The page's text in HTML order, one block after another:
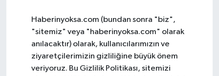
Haberinyoksa.com (bundan sonra "biz",
"sitemiz" veya "haberinyoksa.com" olarak
anılacaktır) olarak, kullanıcılarımızın ve
ziyaretçilerimizin gizliliğine büyük önem
veriyoruz. Bu Gizlilik Politikası, sitemizi
Magazin
Otomobil